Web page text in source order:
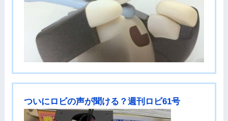
ついにロビの声が聞ける？週刊ロビ61号